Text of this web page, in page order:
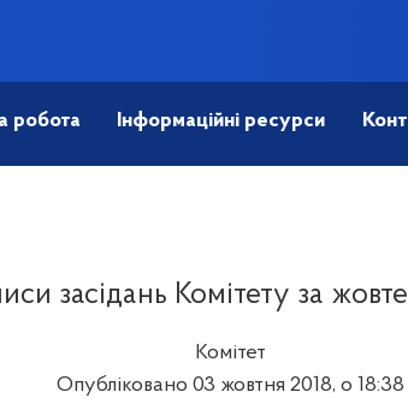
робота Інформаційні ресурси
засідань Комітету за
Комітет
Опубліковано 03 жовтня 2018, о 18:38